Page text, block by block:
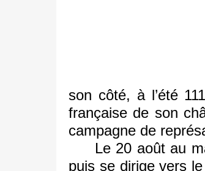
son côté, à l’été
française de son
campagne de
Le 20 août au
puis se dirige vers